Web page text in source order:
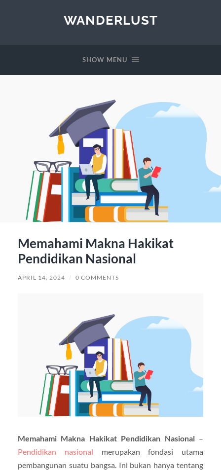
WANDERLUST
SHOW MENU
Memahami Makna Hakikat
Pendidikan Nasional
APRIL 14, 2024 / 0 COMMENTS
Memahami Makna Hakikat Pendidikan Nasional–
Pendidikan nasional merupakan fondasi utama
pembangunan suatu bangsa. Ini bukan hanya tentang